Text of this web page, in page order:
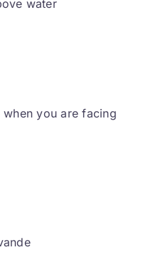
water
you are facing